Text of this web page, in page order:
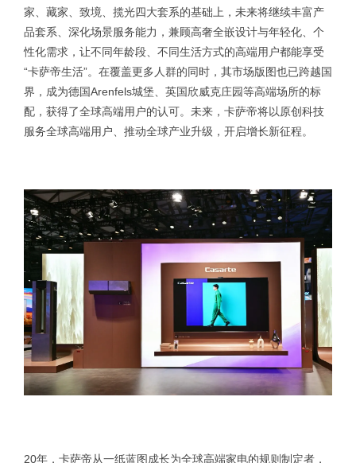
家、藏家、致境、揽光四大套系的基础上，未来将继续丰富产
品套系、深化场景服务能力，兼顾高奢全嵌设计与年轻化、个
性化需求，让不同年龄段、不同生活方式的高端用户都能享受
“卡萨帝生活”。在覆盖更多人群的同时，其市场版图也已跨越国
界，成为德国Arenfels城堡、英国欣威克庄园等高端场所的标
配，获得了全球高端用户的认可。未来，卡萨帝将以原创科技
服务全球高端用户、推动全球产业升级，开启增长新征程。
20年，卡萨帝从一纸蓝图成长为全球高端家电的规则制定者，